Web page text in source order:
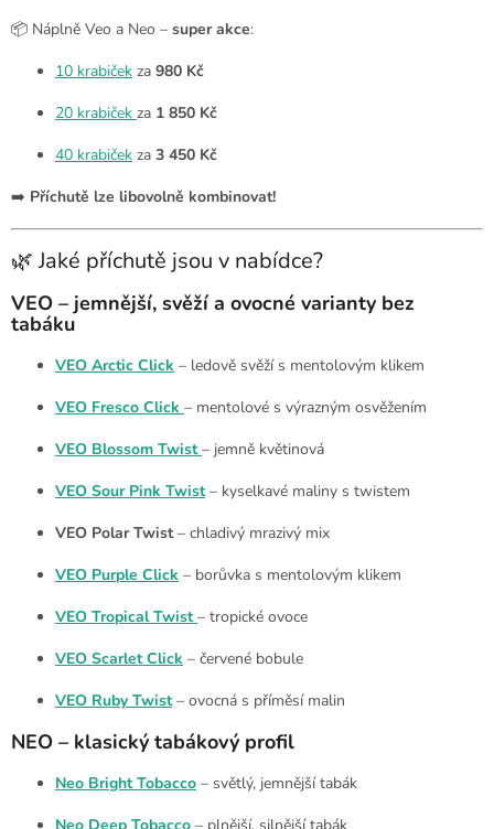
📦 Náplně Veo a Neo – super akce:
10 krabiček za 980 Kč
20 krabiček za 1 850 Kč
40 krabiček za 3 450 Kč
➡️ Příchutě lze libovolně kombinovat!
🌿 Jaké příchutě jsou v nabídce?
VEO – jemnější, svěží a ovocné varianty bez
tabáku
VEO Arctic Click – ledově svěží s mentolovým klikem
VEO Fresco Click – mentolové s výrazným osvěžením
VEO Blossom Twist – jemně květinová
VEO Sour Pink Twist– kyselkavé maliny s twistem
VEO Polar Twist– chladivý mrazivý mix
VEO Purple Click – borůvka s mentolovým klikem
VEO Tropical Twist – tropické ovoce
VEO Scarlet Click – červené bobule
VEO Ruby Twist– ovocná s příměsí malin
NEO – klasický tabákový profil
Neo Bright Tobacco – světlý, jemnější tabák